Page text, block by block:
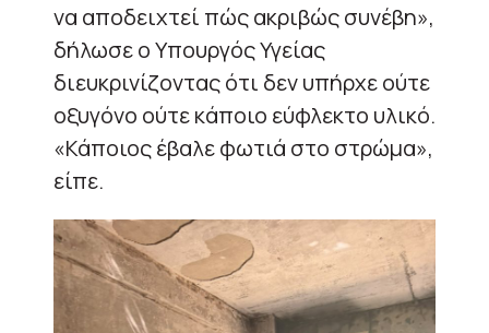
να αποδειχτεί πώς ακριβώς συνέβη»,
δήλωσε ο Υπουργός Υγείας
διευκρινίζοντας ότι δεν υπήρχε ούτε
οξυγόνο ούτε κάποιο εύφλεκτο υλικό.
«Κάποιος έβαλε φωτιά στο στρώμα»,
είπε.